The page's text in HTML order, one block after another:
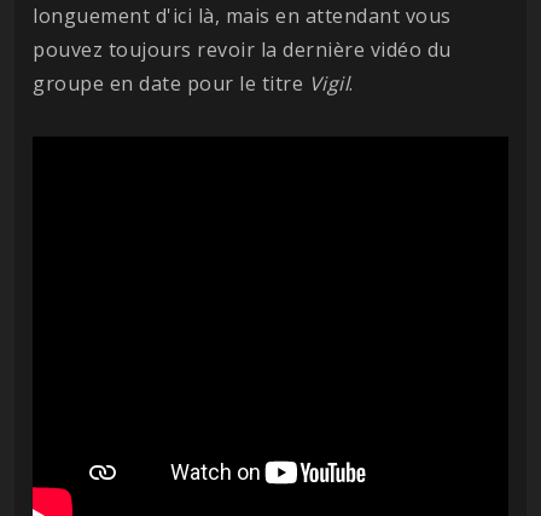
longuement d'ici là, mais en attendant vous
pouvez toujours revoir la dernière vidéo du
groupe en date pour le titre Vigil.